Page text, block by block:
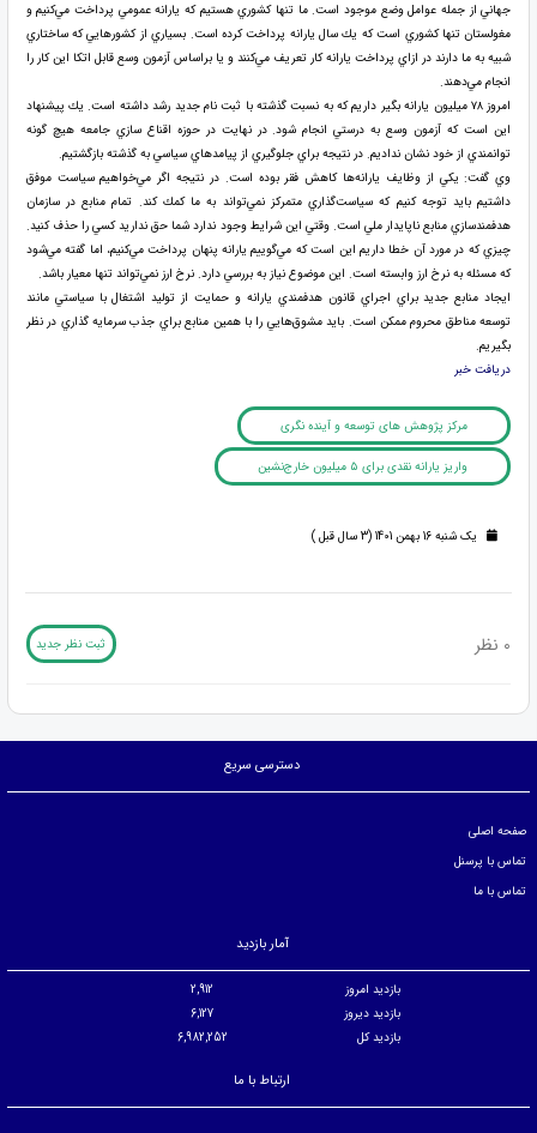
جهاني از جمله عوامل وضع موجود است. ما تنها كشوري هستيم كه يارانه عمومي پرداخت مي‌كنيم و
مغولستان تنها كشوري است كه يك سال يارانه پرداخت كرده است. بسياري از كشورهايي كه ساختاري
شبيه به ما دارند در ازاي پرداخت يارانه كار تعريف مي‌كنند و يا براساس آزمون وسع قابل اتكا اين كار را
انجام مي‌دهند.
امروز ۷۸ ميليون يارانه بگير داريم كه به نسبت گذشته با ثبت نام جديد رشد داشته است. يك پيشنهاد
اين است كه آزمون وسع به درستي انجام شود. در نهايت در حوزه اقناع سازي جامعه هيچ گونه
توانمندي از خود نشان نداديم. در نتيجه براي جلوگيري از پيامدهاي سياسي به گذشته بازگشتيم.
وي گفت: يكي از وظايف يارانه‌ها كاهش فقر بوده است. در نتيجه اگر مي‌خواهيم سياست موفق
داشتيم بايد توجه كنيم كه سياست‌گذاري متمركز نمي‌تواند به ما كمك كند. تمام منابع در سازمان
هدفمندسازي منابع ناپايدار ملي است. وقتي اين شرايط وجود ندارد شما حق نداريد كسي را حذف كنيد.
چيزي كه در مورد آن خطا داريم اين است كه مي‌گوييم يارانه پنهان پرداخت مي‌كنيم، اما گفته مي‌شود
كه مسئله به نرخ ارز وابسته است. اين موضوع نياز به بررسي دارد. نرخ ارز نمي‌تواند تنها معيار باشد.
ايجاد منابع جديد براي اجراي قانون هدفمندي يارانه و حمايت از توليد اشتغال با سياستي مانند
توسعه مناطق محروم ممكن است. بايد مشوق‌هايي را با همين منابع براي جذب سرمايه گذاري در نظر
بگيريم.
دريافت خبر
مرکز پژوهش های توسعه و آینده نگری
واریز یارانه نقدی برای ۵ میلیون خارج‌نشین
یک شنبه 16 بهمن 1401 (3 سال قبل )
0 نظر ثبت نظر جدید
دسترسی سریع
صفحه اصلی
تماس با پرسنل
تماس با ما
آمار بازدید
بازدید امروز
2,912
بازدید دیروز
6,127
بازدید کل
6,982,252
ارتباط با ما